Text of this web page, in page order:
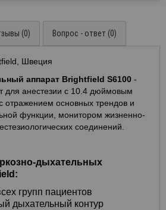
(0) Вопрос - ответ (0)
Швеция
аппарат Brightfield S6100 -
для анестезии с 10.4 дюймовым
отражением основных трендов и
функции, монитором жизненно-
соединений.
дыхательных
групп пациентов
дыхательный контур